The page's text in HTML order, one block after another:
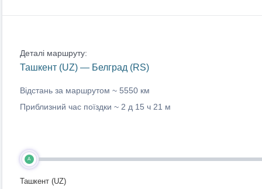
Деталі маршруту:
Ташкент (UZ) — Белград (RS)
Відстань за маршрутом ~ 5550 км
Приблизний час поїздки ~ 2 д 15 ч 21 м
A
Ташкент (UZ)